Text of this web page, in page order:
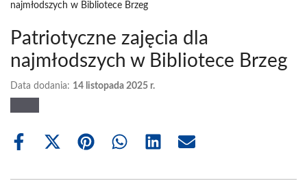
najmłodszych w Bibliotece Brzeg
Patriotyczne zajęcia dla
najmłodszych w Bibliotece Brzeg
Data dodania: 14 listopada 2025 r.
Share
Share
(Twitter)
Share Share Share Share